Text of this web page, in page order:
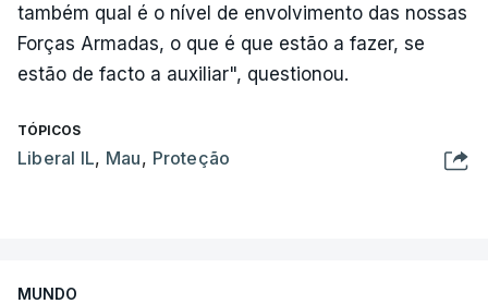
também qual é o nível de envolvimento das nossas
Forças Armadas, o que é que estão a fazer, se
estão de facto a auxiliar", questionou.
TÓPICOS
Liberal IL, Mau, Proteção
MUNDO